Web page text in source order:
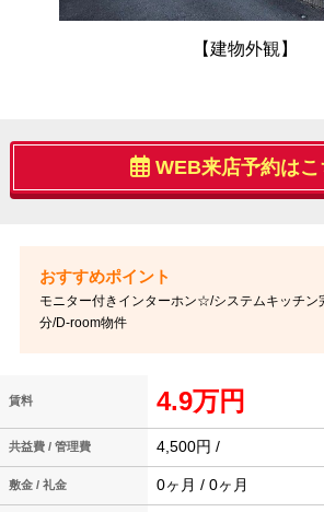
【建物外観】
WEB来店予約はこ
モニター付きインターホン☆/システムキッチン
分/D-room物件
賃料 4.9万円
共益費 / 管理費 4,500円 /
敷金 / 礼金 0ヶ月 / 0ヶ月